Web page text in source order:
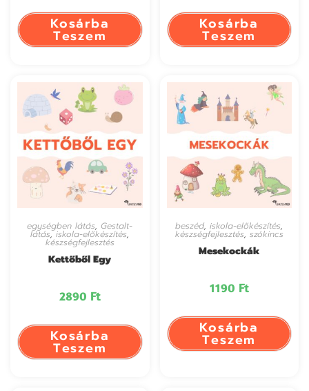
Kosárba
Teszem
Kosárba
Teszem
egységben látás, Gestalt-
látás,iskola-előkészítés,
készségfejlesztés
Kettőből Egy
2890 Ft
Kosárba
Teszem
beszéd,iskola-előkészítés,
készségfejlesztés, szókincs
Mesekockák
1190 Ft
Kosárba
Teszem